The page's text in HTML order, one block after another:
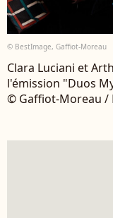
© BestImage, Gaffiot-Moreau
Clara Luciani et
l'émission "Duos
© Gaffiot-Moreau /